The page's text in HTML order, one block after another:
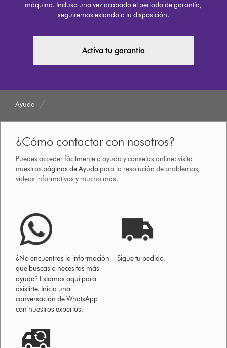
máquina. Incluso una vez acabado el periodo de garantía,
seguiremos estando a tu disposición.
Activa tu garantía
Ayuda
¿Cómo contactar con nosotros?
Puedes acceder fácilmente a ayuda y consejos online: visita
nuestras páginas de Ayuda para la resolución de problemas,
vídeos informativos y mucho más.
¿No encuentras la información
que buscas o necesitas más
ayuda? Estamos aquí para
asistirte. Inicia una
conversación de WhatsApp
con nuestros expertos.
Sigue tu pedido.